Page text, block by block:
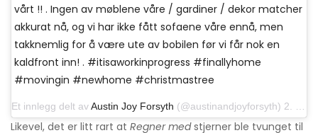
vårt !! . Ingen av møblene våre / gardiner / dekor matcher
akkurat nå, og vi har ikke fått sofaene våre ennå, men
takknemlig for å være ute av bobilen før vi får nok en
kaldfront inn! . #itisaworkinprogress #finallyhome
#movingin #newhome #christmastree
Et innlegg delt avAustin Joy Forsyth (@austinandjoyforsyth) 2. desember 2019 kl 12:41 PST
Likevel, det er litt rart at Regner medstjerner ble tvunget til